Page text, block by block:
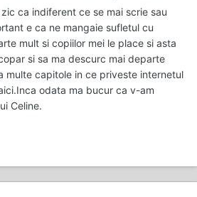
ca indiferent ce se mai scrie sau
e ca ne mangaie sufletul cu
mult si copiilor mei le place si asta
si sa ma descurc mai departe
multe capitole in ce priveste internetul
odata ma bucur ca v-am
Celine.